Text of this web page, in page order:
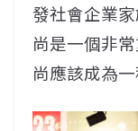
發社會企業
尚是一個非
尚應該成為